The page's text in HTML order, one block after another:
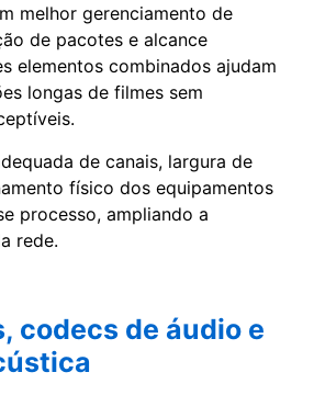
melhor gerenciamento de
de pacotes e alcance
elementos combinados ajudam
longas de filmes sem
de canais, largura de
físico dos equipamentos
processo, ampliando a
rede.
codecs de áudio e